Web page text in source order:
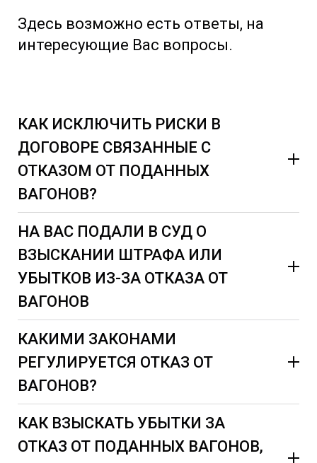
Здесь возможно есть ответы, на
интересующие Вас вопросы.
КАК ИСКЛЮЧИТЬ РИСКИ В
ДОГОВОРЕ СВЯЗАННЫЕ С
ОТКАЗОМ ОТ ПОДАННЫХ
ВАГОНОВ?
Риски оператора, экспедитора, собственника по
договорам пользования подвижным составом:
Как избежать эти риски:
В случае если вы направили вагоны под погрузку
Вашему Заказчику, постарайтесь получить от него
указанные в договоре, а также направляйте на
НА ВАС ПОДАЛИ В СУД О
ВЗЫСКАНИИ ШТРАФА ИЛИ
УБЫТКОВ ИЗ-ЗА ОТКАЗА ОТ
ВАГОНОВ
КАКИМИ ЗАКОНАМИ
РЕГУЛИРУЕТСЯ ОТКАЗ ОТ
ВАГОНОВ?
КАК ВЗЫСКАТЬ УБЫТКИ ЗА
ОТКАЗ ОТ ПОДАННЫХ ВАГОНОВ,